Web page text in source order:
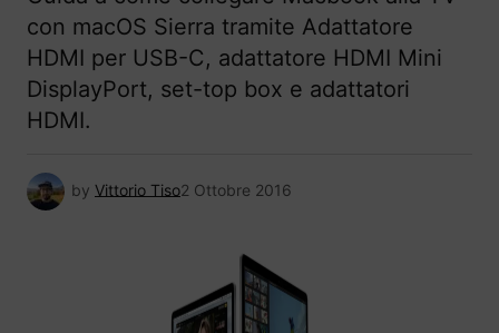
con macOS Sierra tramite Adattatore
HDMI per USB-C, adattatore HDMI Mini
DisplayPort, set-top box e adattatori
HDMI.
by Vittorio Tiso2 Ottobre 2016